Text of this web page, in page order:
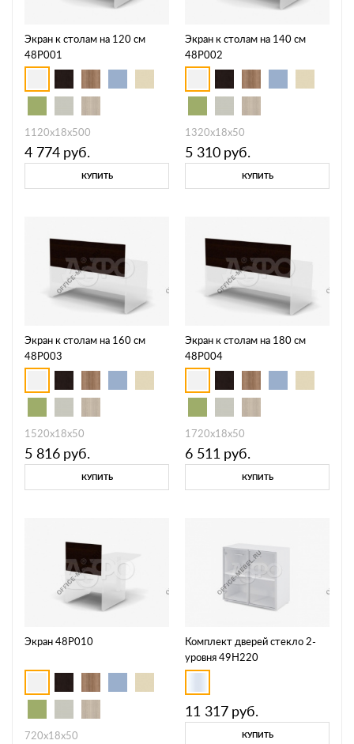
Экран к столам на 120 см
48P001
1120х18х500
4 774 руб.
КУПИТЬ
Экран к столам на 140 см
48P002
1320х18х50
5 310 руб.
КУПИТЬ
Экран к столам на 160 см
48P003
1520х18х50
5 816 руб.
КУПИТЬ
Экран к столам на 180 см
48P004
1720х18х50
6 511 руб.
КУПИТЬ
Экран 48P010
720х18х50
Комплект дверей стекло 2-
уровня 49H220
11 317 руб.
КУПИТЬ